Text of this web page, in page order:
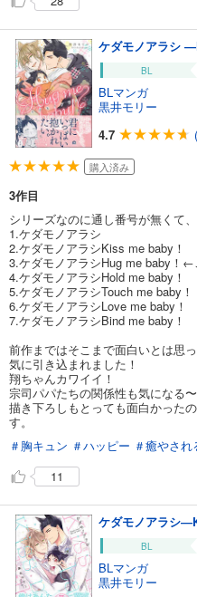
BL
BLマンガ
黒井モリー
4.7
購入済み
3作目
シリーズなのに通し番号が無くて
1.ケダモノアラシ
2.ケダモノアラシKiss me baby！
3.ケダモノアラシHug me baby！←
4.ケダモノアラシHold me baby！
5.ケダモノアラシTouch me baby！
6.ケダモノアラシLove me baby！
7.ケダモノアラシBind me baby！
前作まではそこまで面白いとは思
気に引き込まれました！
翔ちゃんカワイイ！
宗司パパたちの関係性も気になる〜
描き下ろしもとっても面白かった
す。
＃胸キュン ＃ハッピー ＃癒やされ
11
BL
BLマンガ
黒井モリー